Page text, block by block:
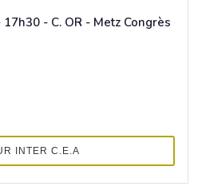
- C. OR - Metz Congrès
INTER C.E.A